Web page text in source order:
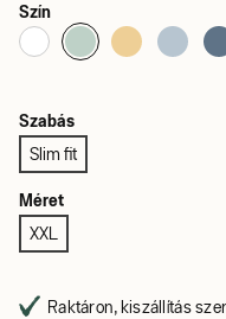
Szín
Szabás
Slim fit
Méret
XXL
Raktáron, kiszállítás